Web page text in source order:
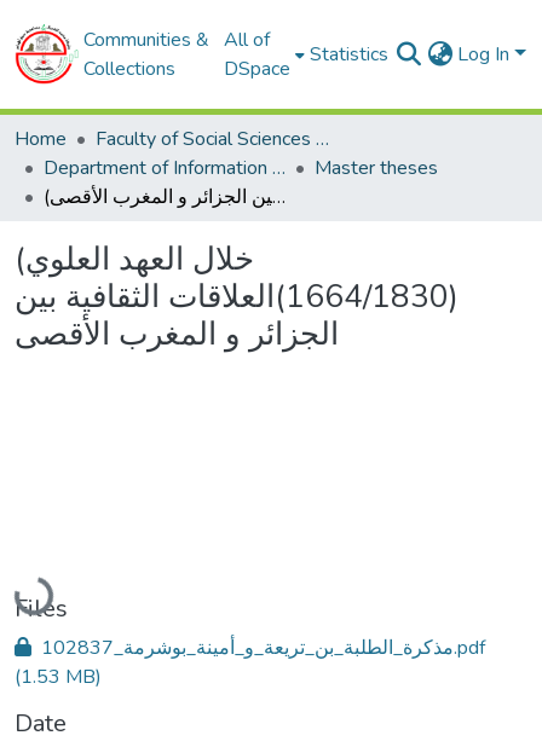
Communities &
Collections
All of
DSpace
Statistics Log In
Home
Faculty of Social Sciences and Humanities
Department of Information and Communication Sciences
Master theses
(خلال العهد العلوي (1664/1830)العلاقات الثقافية بين الجزائر و المغرب الأقصى
(خلال العهد العلوي
(1664/1830)العلاقات الثقافية بين
الجزائر و المغرب الأقصى
Loading...
Files
مذكرة_الطلبة_بن_تريعة_و_أمينة_بوشرمة_102837.pdf
(1.53 MB)
Date